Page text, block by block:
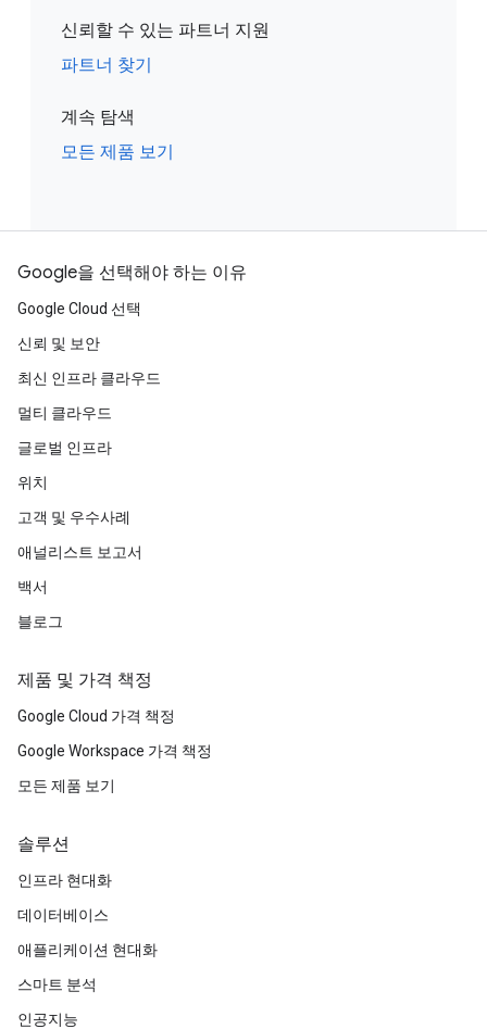
신뢰할 수 있는 파트너 지원
파트너 찾기
계속 탐색
모든 제품 보기
Google을 선택해야 하는 이유
Google Cloud 선택
신뢰 및 보안
최신 인프라 클라우드
멀티 클라우드
글로벌 인프라
위치
고객 및 우수사례
애널리스트 보고서
백서
블로그
제품 및 가격 책정
Google Cloud 가격 책정
Google Workspace 가격 책정
모든 제품 보기
솔루션
인프라 현대화
데이터베이스
애플리케이션 현대화
스마트 분석
인공지능